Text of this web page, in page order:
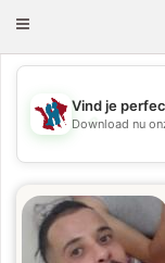
Toggle
💖
Vind je
Download nu